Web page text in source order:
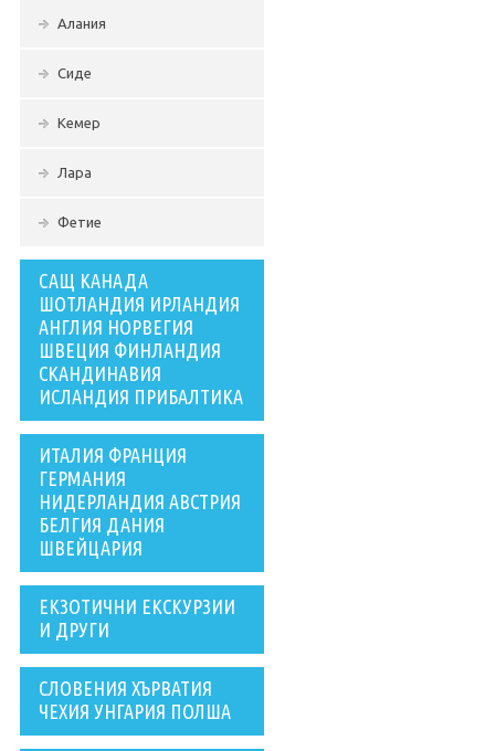
Алания
Сиде
Кемер
Лара
Фетие
САЩ КАНАДА
ШОТЛАНДИЯ ИРЛАНДИЯ
АНГЛИЯ НОРВЕГИЯ
ШВЕЦИЯ ФИНЛАНДИЯ
СКАНДИНАВИЯ
ИСЛАНДИЯ ПРИБАЛТИКА
ИТАЛИЯ ФРАНЦИЯ
ГЕРМАНИЯ
НИДЕРЛАНДИЯ АВСТРИЯ
БЕЛГИЯ ДАНИЯ
ШВЕЙЦАРИЯ
ЕКЗОТИЧНИ ЕКСКУРЗИИ
И ДРУГИ
СЛОВЕНИЯ ХЪРВАТИЯ
ЧЕХИЯ УНГАРИЯ ПОЛША